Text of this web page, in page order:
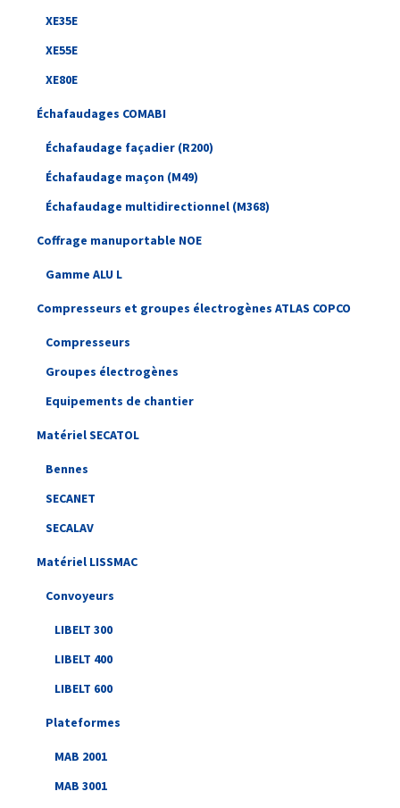
XE35E
XE55E
XE80E
Échafaudages COMABI
Échafaudage façadier (R200)
Échafaudage maçon (M49)
Échafaudage multidirectionnel (M368)
Coffrage manuportable NOE
Gamme ALU L
Compresseurs et groupes électrogènes ATLAS COPCO
Compresseurs
Groupes électrogènes
Equipements de chantier
Matériel SECATOL
Bennes
SECANET
SECALAV
Matériel LISSMAC
Convoyeurs
LIBELT 300
LIBELT 400
LIBELT 600
Plateformes
MAB 2001
MAB 3001